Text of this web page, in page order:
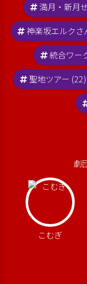
満月・新月
神楽坂エルクさ
統合ワー
聖地ツアー (22)
劇
こむぎ